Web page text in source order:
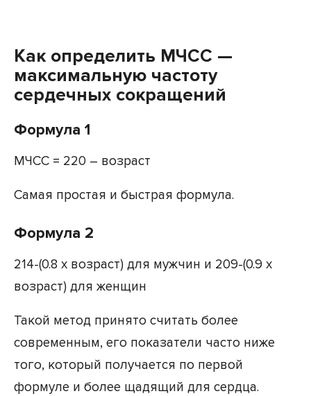
Как определить МЧСС —
максимальную частоту
сердечных сокращений
Формула 1
МЧСС = 220 – возраст
Самая простая и быстрая формула.
Формула 2
214-(0.8 x возраст) для мужчин и 209-(0.9 x
возраст) для женщин
Такой метод принято считать более
современным, его показатели часто ниже
того, который получается по первой
формуле и более щадящий для сердца.